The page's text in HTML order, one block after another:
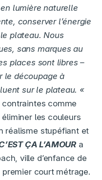
lumière naturelle
conserver l’énergie
plateau. Nous
sans marques au
places sont libres –
le découpage à
sur le plateau. «
comme
les couleurs
réalisme stupéfiant et
ÇA L’AMOURa
ville d’enfance de
court métrage.